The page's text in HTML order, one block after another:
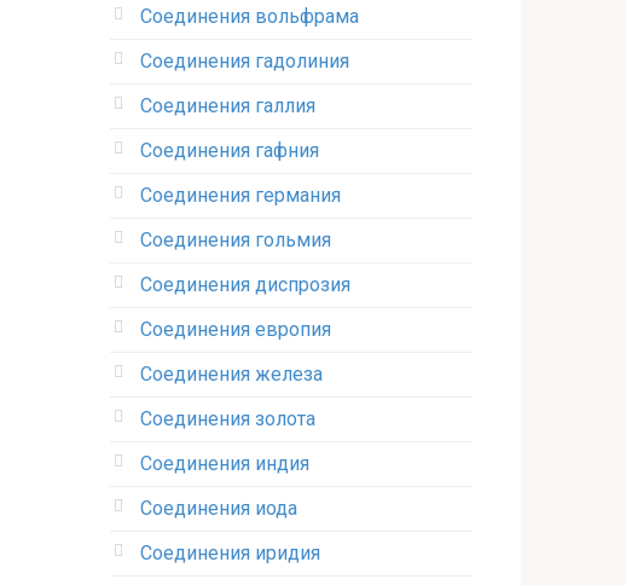
Соединения вольфрама‎
Соединения гадолиния‎
Соединения галлия‎
Соединения гафния‎
Соединения германия‎
Соединения гольмия‎
Соединения диспрозия‎ ‎
Соединения европия‎
Соединения железа‎
Соединения золота‎
Соединения индия
Соединения иода‎
Соединения иридия